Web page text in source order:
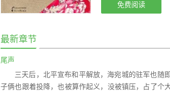
免费阅读
最新章节
尾声
三天后，北平宣布和平解放，海宛城的驻军也随
子俩也跟着投降，也被算作起义，没被镇压，占了个